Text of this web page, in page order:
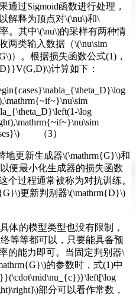
通过Sigmoid函数进行处理，
解释为顶点对\(\nu\)和\
。其中\(\nu\)的采样有两种情
两类输入数据（\(\nu\sim
）。根据损失函数公式(1)，
计算如下：
\log
（3）
地更新生成器\(\mathrm{G}\)和
便最小化生成器的损失函数
个过程通常被称为对抗训练。
更新判别器\(\mathrm{D}\)
体的模型类型也没有限制，
等等都可以，只要能具备预
的能力即可。当固定判别器\
的参数时，式(1)中
部分可以看作常数，